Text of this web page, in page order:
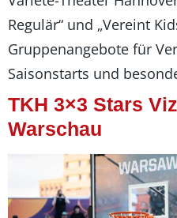
Regulär“ und „Vereint
Gruppenangebote für
Saisonstarts und
TKH 3×3 Stars
Warschau